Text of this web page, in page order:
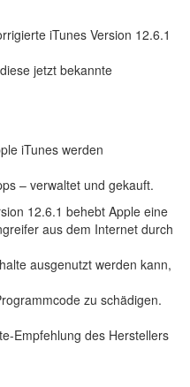
iTunes Version 12.6.1
jetzt bekannte
iTunes werden
– verwaltet und gekauft.
12.6.1 behebt Apple eine
aus dem Internet durch
ausgenutzt werden kann,
zu schädigen.
Empfehlung des Herstellers